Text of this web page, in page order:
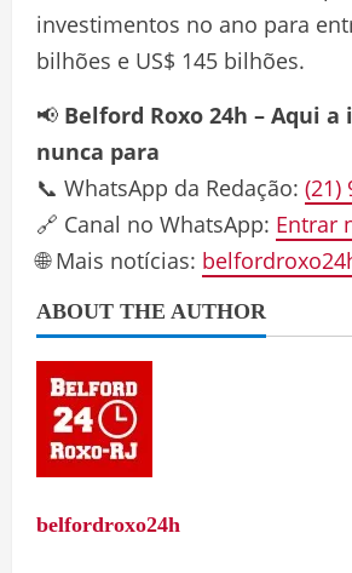
investimentos no ano para
bilhões e US$ 145 bilhões.
📢 Belford Roxo 24h – Aqui
nunca para
📞 WhatsApp da Redação: (21)
🔗 Canal no WhatsApp: Entrar
🌐 Mais notícias:
ABOUT THE AUTHOR
belfordroxo24h